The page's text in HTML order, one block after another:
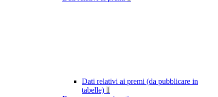
Dati relativi ai premi (da pubblicare in
tabelle) 1